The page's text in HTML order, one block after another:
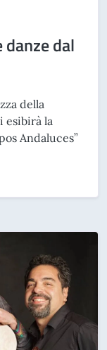
danze dal
della
esibirà la
Andaluces”
E DANZE DAL